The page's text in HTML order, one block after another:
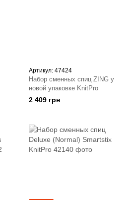
Артикул: 47424
Набор сменных спиц ZING у
новой упаковке KnitPro
2 409 грн